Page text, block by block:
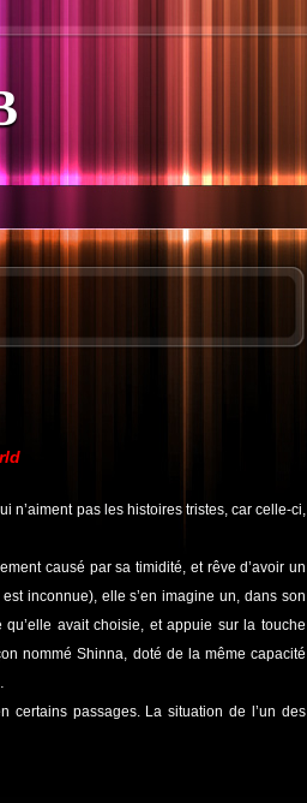
n’aiment pas les histoires tristes, car celle-ci,
causé par sa timidité, et rêve d’avoir un
inconnue), elle s’en imagine un, dans son
avait choisie, et appuie sur la touche
nommé Shinna, doté de la même capacité
certains passages. La situation de l’un des